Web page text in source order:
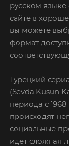
русском языке
сайте в
вы можете
формат
Турецкий
(Sevda Kusun
периода с
происходят
социальные
идет сложная